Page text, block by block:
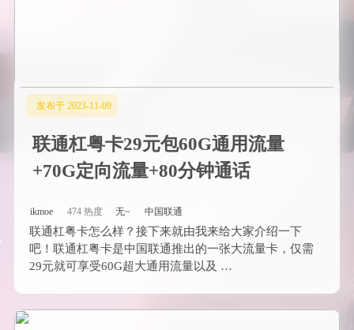
发布于 2023-11-09
联通杠粤卡29元包60G通用流量
+70G定向流量+80分钟通话
ikmoe 474 热度 无~ 中国联通
联通杠粤卡怎么样？接下来就由我来给大家介绍一下
吧！联通杠粤卡是中国联通推出的一张大流量卡，仅需
29元就可享受60G超大通用流量以及 …